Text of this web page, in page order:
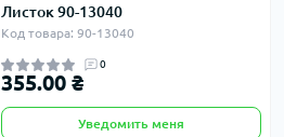
Листок 90-13040
Код товара: 90-13040
0
355.00 ₴
Уведомить меня